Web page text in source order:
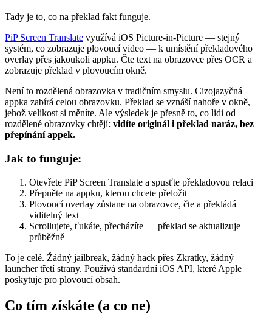
Tady je to, co na překlad fakt funguje.
PiP Screen Translate využívá iOS Picture-in-Picture — stejný
systém, co zobrazuje plovoucí video — k umístění překladového
overlay přes jakoukoli appku. Čte text na obrazovce přes OCR a
zobrazuje překlad v plovoucím okně.
Není to rozdělená obrazovka v tradičním smyslu. Cizojazyčná
appka zabírá celou obrazovku. Překlad se vznáší nahoře v okně,
jehož velikost si měníte. Ale výsledek je přesně to, co lidi od
rozdělené obrazovky chtějí: vidíte originál i překlad naráz, bez
přepínání appek.
Jak to funguje:
Otevřete PiP Screen Translate a spusťte překladovou relaci
Přepněte na appku, kterou chcete přeložit
Plovoucí overlay zůstane na obrazovce, čte a překládá
viditelný text
Scrollujete, ťukáte, přecházíte — překlad se aktualizuje
průběžně
To je celé. Žádný jailbreak, žádný hack přes Zkratky, žádný
launcher třetí strany. Používá standardní iOS API, které Apple
poskytuje pro plovoucí obsah.
Co tím získáte (a co ne)